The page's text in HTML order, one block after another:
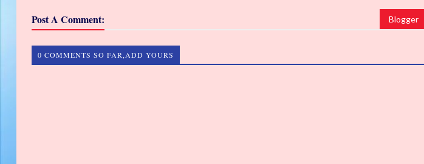
Post A Comment: Blogger
0 COMMENTS SO FAR,ADD YOURS